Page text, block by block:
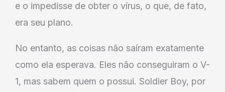
e o impedisse de obter o vírus, o que, de fato,
era seu plano.
No entanto, as coisas não saíram exatamente
como ela esperava. Eles não conseguiram o V-
1, mas sabem quem o possui. Soldier Boy, por